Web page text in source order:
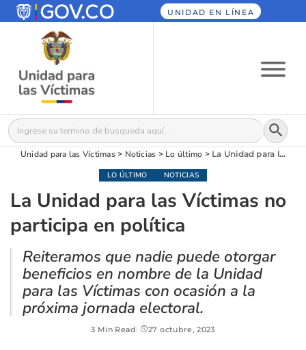
UNIDAD EN LÍNEA
Buscar: Botón
Unidad para las Víctimas> Noticias > Lo último > La Unidad para las Víctimas no participa en política
LO ÚLTIMO NOTICIAS
La Unidad para las Víctimas no
participa en política
Reiteramos que nadie puede otorgar
beneficios en nombre de la Unidad
para las Víctimas con ocasión a la
próxima jornada electoral.
3 Min Read 27 octubre, 2023